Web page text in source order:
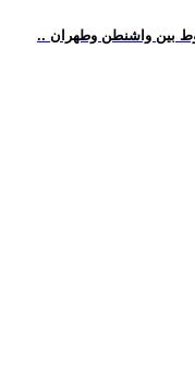
بين واشنطن وطهران